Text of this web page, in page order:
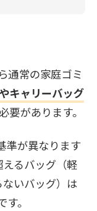
通常の家庭ゴミ
キャリーバッグ
要があります。
準が異なります
るバッグ（軽
いバッグ）は
。